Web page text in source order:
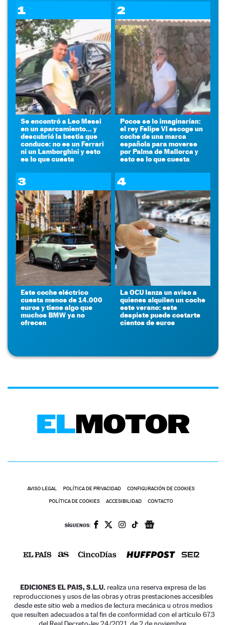
1
Se encontró a Leo Messi
en un aparcamiento... y
descubrió la bestia que
conduce: no es un Ferrari
ni un Lamborghini y esto
es lo que cuesta
2
Pocos se lo imaginarían:
el rey Felipe VI escoge un
coche de una marca
española para moverse
por Palma de Mallorca y
esto es lo que cuesta
3
Este coche eléctrico
cuesta menos de 14.000
euros y tiene algo que
muchos BMW ya no
ofrecen
4
La OCU lanza un aviso a
quienes alquilen un coche
este verano: este
despiste puede costarte
cientos de euros
AVISO LEGAL POLÍTICA DE PRIVACIDAD CONFIGURACIÓN DE COOKIES
POLÍTICA DE COOKIES ACCESIBILIDAD CONTACTO
SÍGUENOS:
EDICIONES EL PAIS, S.L.U. realiza una reserva expresa de las
reproducciones y usos de las obras y otras prestaciones accesibles
desde este sitio web a medios de lectura mecánica u otros medios
que resulten adecuados a tal fin de conformidad con el artículo 67.3
del Real Decreto-ley 24/2021, de 2 de noviembre.